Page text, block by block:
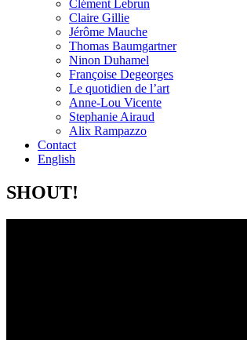
Clément Lebrun
Claire Gillie
Jérôme Mauche
Thomas Baumgartner
Ninon Duhamel
Françoise Degeorges
Le quotidien de l’art
Anne-Lou Vicente
Stephanie Airaud
Alix Rampazzo
Contact
English
SHOUT!